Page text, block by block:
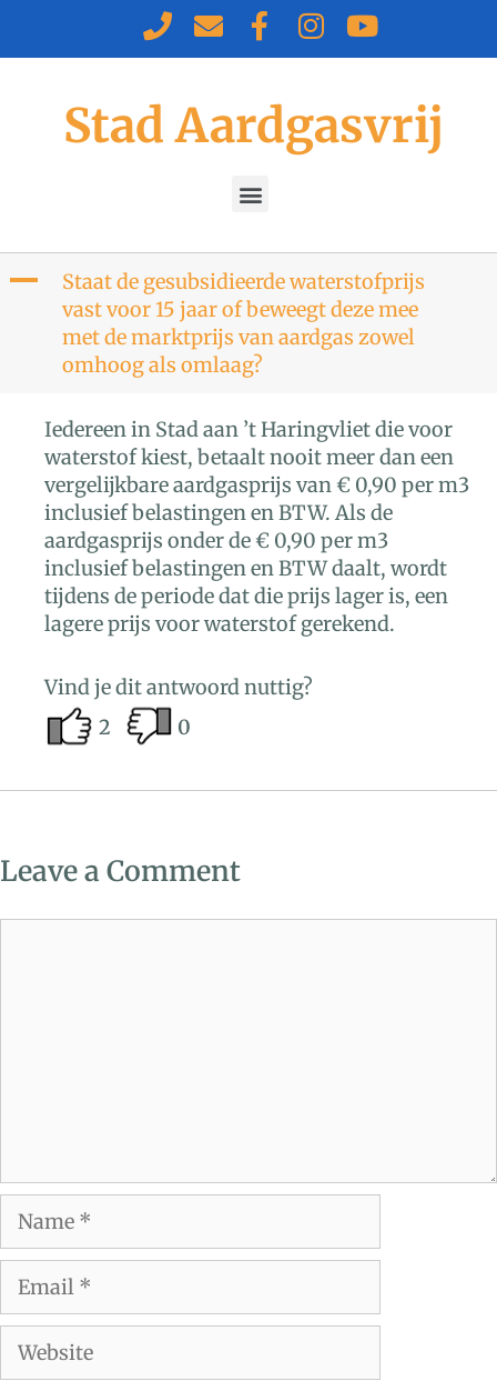
Stad Aardgasvrij
A
Staat de gesubsidieerde waterstofprijs
vast voor 15 jaar of beweegt deze mee
met de marktprijs van aardgas zowel
omhoog als omlaag?
Iedereen in Stad aan ’t Haringvliet die voor
waterstof kiest, betaalt nooit meer dan een
vergelijkbare aardgasprijs van € 0,90 per m3
inclusief belastingen en BTW. Als de
aardgasprijs onder de € 0,90 per m3
inclusief belastingen en BTW daalt, wordt
tijdens de periode dat die prijs lager is, een
lagere prijs voor waterstof gerekend.
Vind je dit antwoord nuttig?
2
0
Leave a Comment